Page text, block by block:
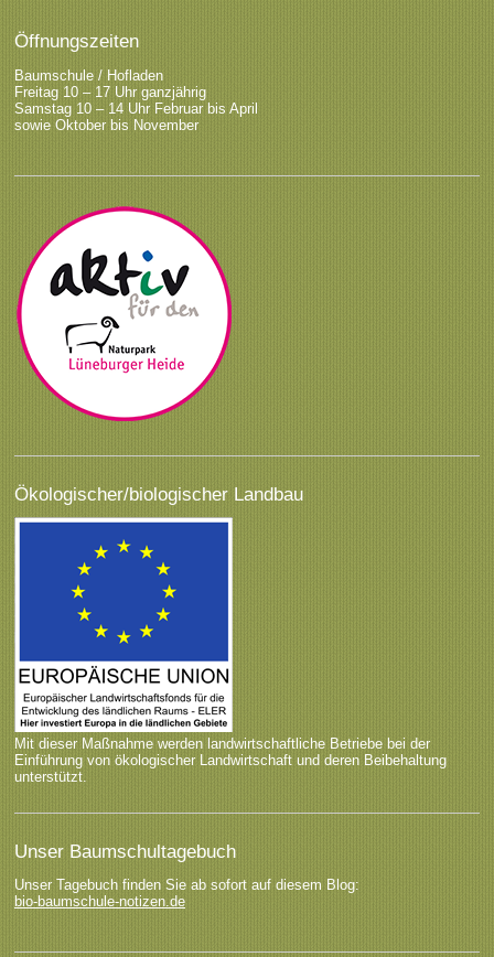
Öffnungszeiten
Baumschule / Hofladen
Freitag 10 – 17 Uhr ganzjährig
Samstag 10 – 14 Uhr Februar bis April
sowie Oktober bis November
Ökologischer/biologischer Landbau
Mit dieser Maßnahme werden landwirtschaftliche Betriebe bei der
Einführung von ökologischer Landwirtschaft und deren Beibehaltung
unterstützt.
Unser Baumschultagebuch
Unser Tagebuch finden Sie ab sofort auf diesem Blog:
bio-baumschule-notizen.de